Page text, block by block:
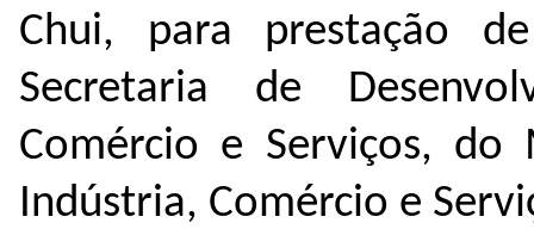
Chui, para prestação
Secretaria de
Comércio e Serviços, do
Indústria, Comércio e